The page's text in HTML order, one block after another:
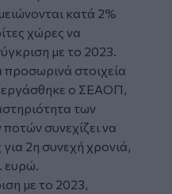
κατά 2%
χώρες να
με το 2023.
στοιχεία
ο ΣΕΑΟΠ,
των
συνεχίζει να
2η συνεχή χρονιά,
ευρώ.
με το 2023,